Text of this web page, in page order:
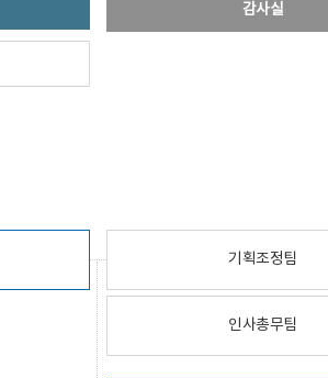
감사실
기획조정팀
인사총무팀